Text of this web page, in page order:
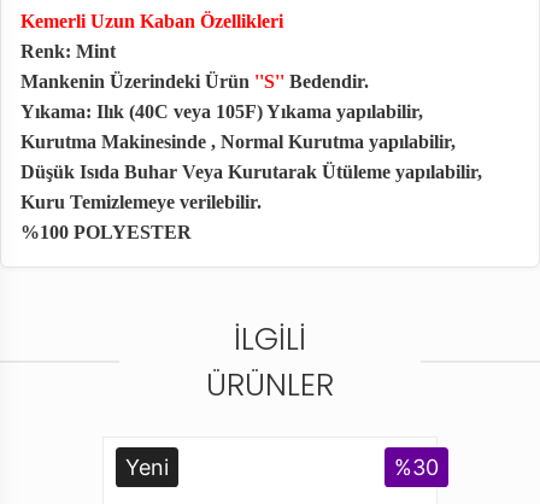
Kemerli Uzun Kaban Özellikleri
Renk: Mint
Mankenin Üzerindeki Ürün ''S'' Bedendir.
Yıkama: Ilık (40C veya 105F) Yıkama yapılabilir,
Kurutma Makinesinde , Normal Kurutma yapılabilir,
Düşük Isıda Buhar Veya Kurutarak Ütüleme yapılabilir,
Kuru Temizlemeye verilebilir.
%100 POLYESTER
Manken Ölçüleri:Boy:1,66 Kilo: 49 Göğüş: 77 Bel: 58 Basen:
NOT: Konsept çekimlerinde renkler ışık farklılığından dolayı bazı ürünlerde
İLGILI
ÜRÜNLER
Yeni %30